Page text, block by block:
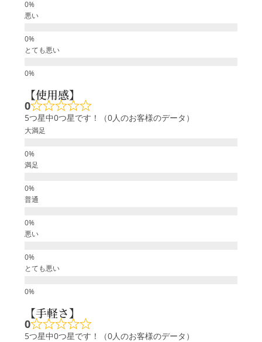
悪い
とても悪い
【使用感】
0
5つ星中0つ星です！（0人のお客様のデータ）
大満足
満足
普通
悪い
とても悪い
【手軽さ】
0
5つ星中0つ星です！（0人のお客様のデータ）